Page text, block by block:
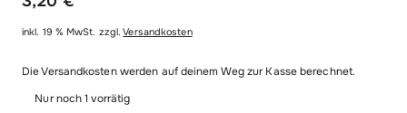
Klassische Spiele
Lernspiele
Feedback
Anfrage
Shop
Shopübersicht
Alle Produkte im Überblick
inkl. 19 % MwSt. zzgl.Versandkosten
Die Versandkosten werden auf deinem Weg zur Kasse berechnet.
Nur noch 1 vorrätig